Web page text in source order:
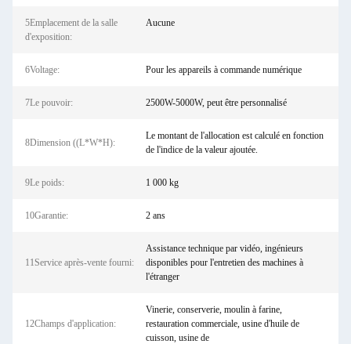
5Emplacement de la salle
d'exposition:
Aucune
6Voltage: Pour les appareils à commande numérique
7Le pouvoir: 2500W-5000W, peut être personnalisé
8Dimension ((L*W*H):
Le montant de l'allocation est calculé en fonction
de l'indice de la valeur ajoutée.
9Le poids: 1 000 kg
10Garantie: 2 ans
11Service après-vente fourni:
Assistance technique par vidéo, ingénieurs
disponibles pour l'entretien des machines à
l'étranger
12Champs d'application:
Vinerie, conserverie, moulin à farine,
restauration commerciale, usine d'huile de
cuisson, usine de